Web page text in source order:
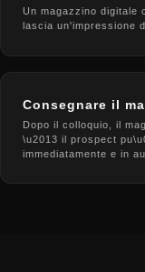
Un magazzino digitale
lascia un'impressione
Consegnare il
Dopo il colloquio, il
\u2013 il prospect
immediatamente e in